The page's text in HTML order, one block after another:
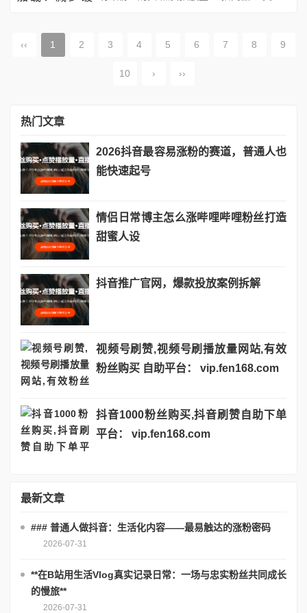
‹‹ 1 2 3 4 5 6 7 8 9
10 › ››
热门文章
2026抖音最容易涨粉的赛道，普通人也
能快速起号
情侣日常博主怎么涨哔哩哔哩粉丝打造
甜蜜人设
抖音推广官网，爆款投放案例拆解
视频号刷赞,视频号刷播放量网站,有效
粉丝购买 自助平台： vip.fen168.com
抖音1000粉丝购买,抖音刷赞自助下单
平台： vip.fen168.com
最新文章
### 普通人做抖音：生活化内容——最易触达的涨粉密码
2026-07-31
**在B站用生活Vlog真实记录日常：一场与忠实粉丝共同成长
的慢旅**
2026-07-31